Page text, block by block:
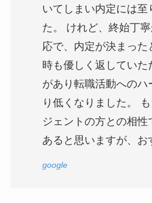
いてしまい内定には至
た。 けれど、終始丁
応で、内定が決まった
時も優しく返していた
があり転職活動へのハ
り低くなりました。
ジェントの方との相性
あると思いますが、お
google